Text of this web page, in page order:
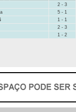
2 - 3
5 - 1
1 - 1
2 - 3
1 - 2